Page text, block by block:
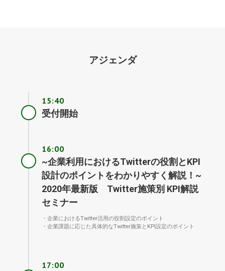
アジェンダ
15:40
受付開始
16:00
~企業利用におけるTwitterの役割とKPI
設計のポイントをわかりやすく解説！~
2020年最新版 Twitter施策別 KPI解説
セミナー
・企業におけるTwitter活用の役割設定のポイント
・企業課題に応じた具体的なTwitter施策とKPI設定のポイント
17:00